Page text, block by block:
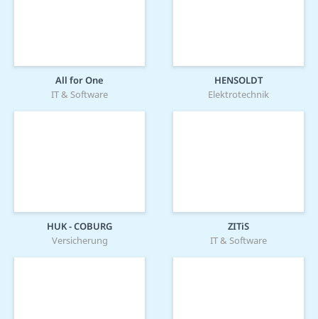
All for One
IT & Software
HENSOLDT
Elektrotechnik
HUK - COBURG
Versicherung
ZITiS
IT & Software